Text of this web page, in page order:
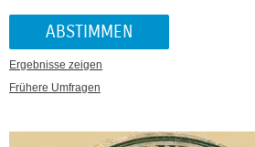
Ergebnisse zeigen
Frühere Umfragen